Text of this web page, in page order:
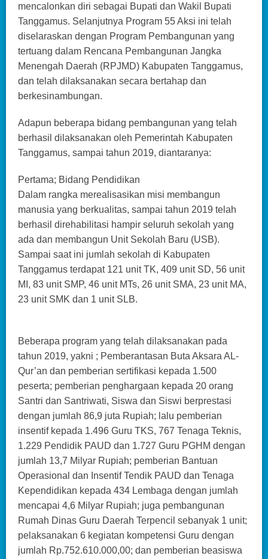
mencalonkan diri sebagai Bupati dan Wakil Bupati
Tanggamus. Selanjutnya Program 55 Aksi ini telah
diselaraskan dengan Program Pembangunan yang
tertuang dalam Rencana Pembangunan Jangka
Menengah Daerah (RPJMD) Kabupaten Tanggamus,
dan telah dilaksanakan secara bertahap dan
berkesinambungan.
Adapun beberapa bidang pembangunan yang telah
berhasil dilaksanakan oleh Pemerintah Kabupaten
Tanggamus, sampai tahun 2019, diantaranya:
Pertama; Bidang Pendidikan
Dalam rangka merealisasikan misi membangun
manusia yang berkualitas, sampai tahun 2019 telah
berhasil direhabilitasi hampir seluruh sekolah yang
ada dan membangun Unit Sekolah Baru (USB).
Sampai saat ini jumlah sekolah di Kabupaten
Tanggamus terdapat 121 unit TK, 409 unit SD, 56 unit
MI, 83 unit SMP, 46 unit MTs, 26 unit SMA, 23 unit MA,
23 unit SMK dan 1 unit SLB.
Beberapa program yang telah dilaksanakan pada
tahun 2019, yakni ; Pemberantasan Buta Aksara AL-
Qur’an dan pemberian sertifikasi kepada 1.500
peserta; pemberian penghargaan kepada 20 orang
Santri dan Santriwati, Siswa dan Siswi berprestasi
dengan jumlah 86,9 juta Rupiah; lalu pemberian
insentif kepada 1.496 Guru TKS, 767 Tenaga Teknis,
1.229 Pendidik PAUD dan 1.727 Guru PGHM dengan
jumlah 13,7 Milyar Rupiah; pemberian Bantuan
Operasional dan Insentif Tendik PAUD dan Tenaga
Kependidikan kepada 434 Lembaga dengan jumlah
mencapai 4,6 Milyar Rupiah; juga pembangunan
Rumah Dinas Guru Daerah Terpencil sebanyak 1 unit;
pelaksanakan 6 kegiatan kompetensi Guru dengan
jumlah Rp.752.610.000,00; dan pemberian beasiswa